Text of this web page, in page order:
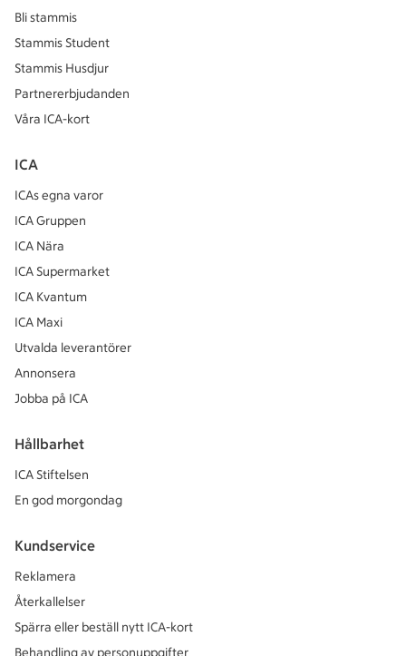
Bli stammis
Stammis Student
Stammis Husdjur
Partnererbjudanden
Våra ICA-kort
ICA
ICAs egna varor
ICA Gruppen
ICA Nära
ICA Supermarket
ICA Kvantum
ICA Maxi
Utvalda leverantörer
Annonsera
Jobba på ICA
Hållbarhet
ICA Stiftelsen
En god morgondag
Kundservice
Reklamera
Återkallelser
Spärra eller beställ nytt ICA-kort
Behandling av personuppgifter